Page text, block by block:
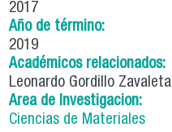
2017
Año de término:
2019
Académicos relacionados:
Leonardo Gordillo Zavaleta
Area de Investigacion:
Ciencias de Materiales